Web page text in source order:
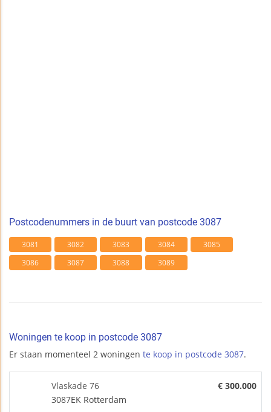
Postcodenummers in de buurt van postcode 3087
3081 3082 3083 3084
3085
3086
3087 3088 3089
Woningen te koop in postcode 3087
Er staan momenteel 2 woningen te koop in postcode 3087.
Vlaskade 76
3087EK Rotterdam
€ 300.000